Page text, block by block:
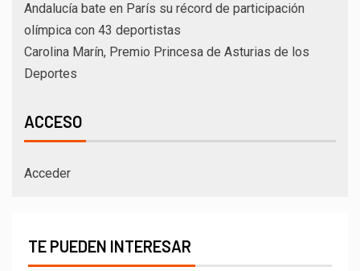
Andalucía bate en París su récord de participación
olímpica con 43 deportistas
Carolina Marín, Premio Princesa de Asturias de los
Deportes
ACCESO
Acceder
TE PUEDEN INTERESAR